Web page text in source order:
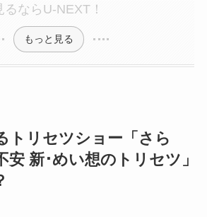
ならU-NEXT！
もっと見る
トリセツショー「さら
安 新･めい想のトリセツ」